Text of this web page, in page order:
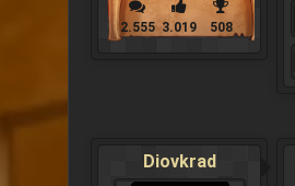
2.555 3.019 508
Diovkrad